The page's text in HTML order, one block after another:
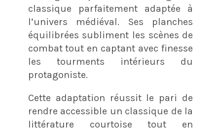
classique parfaitement adaptée à
l’univers médiéval. Ses planches
équilibrées subliment les scènes de
combat tout en captant avec finesse
les tourments intérieurs du
protagoniste.
Cette adaptation réussit le pari de
rendre accessible un classique de la
littérature courtoise tout en